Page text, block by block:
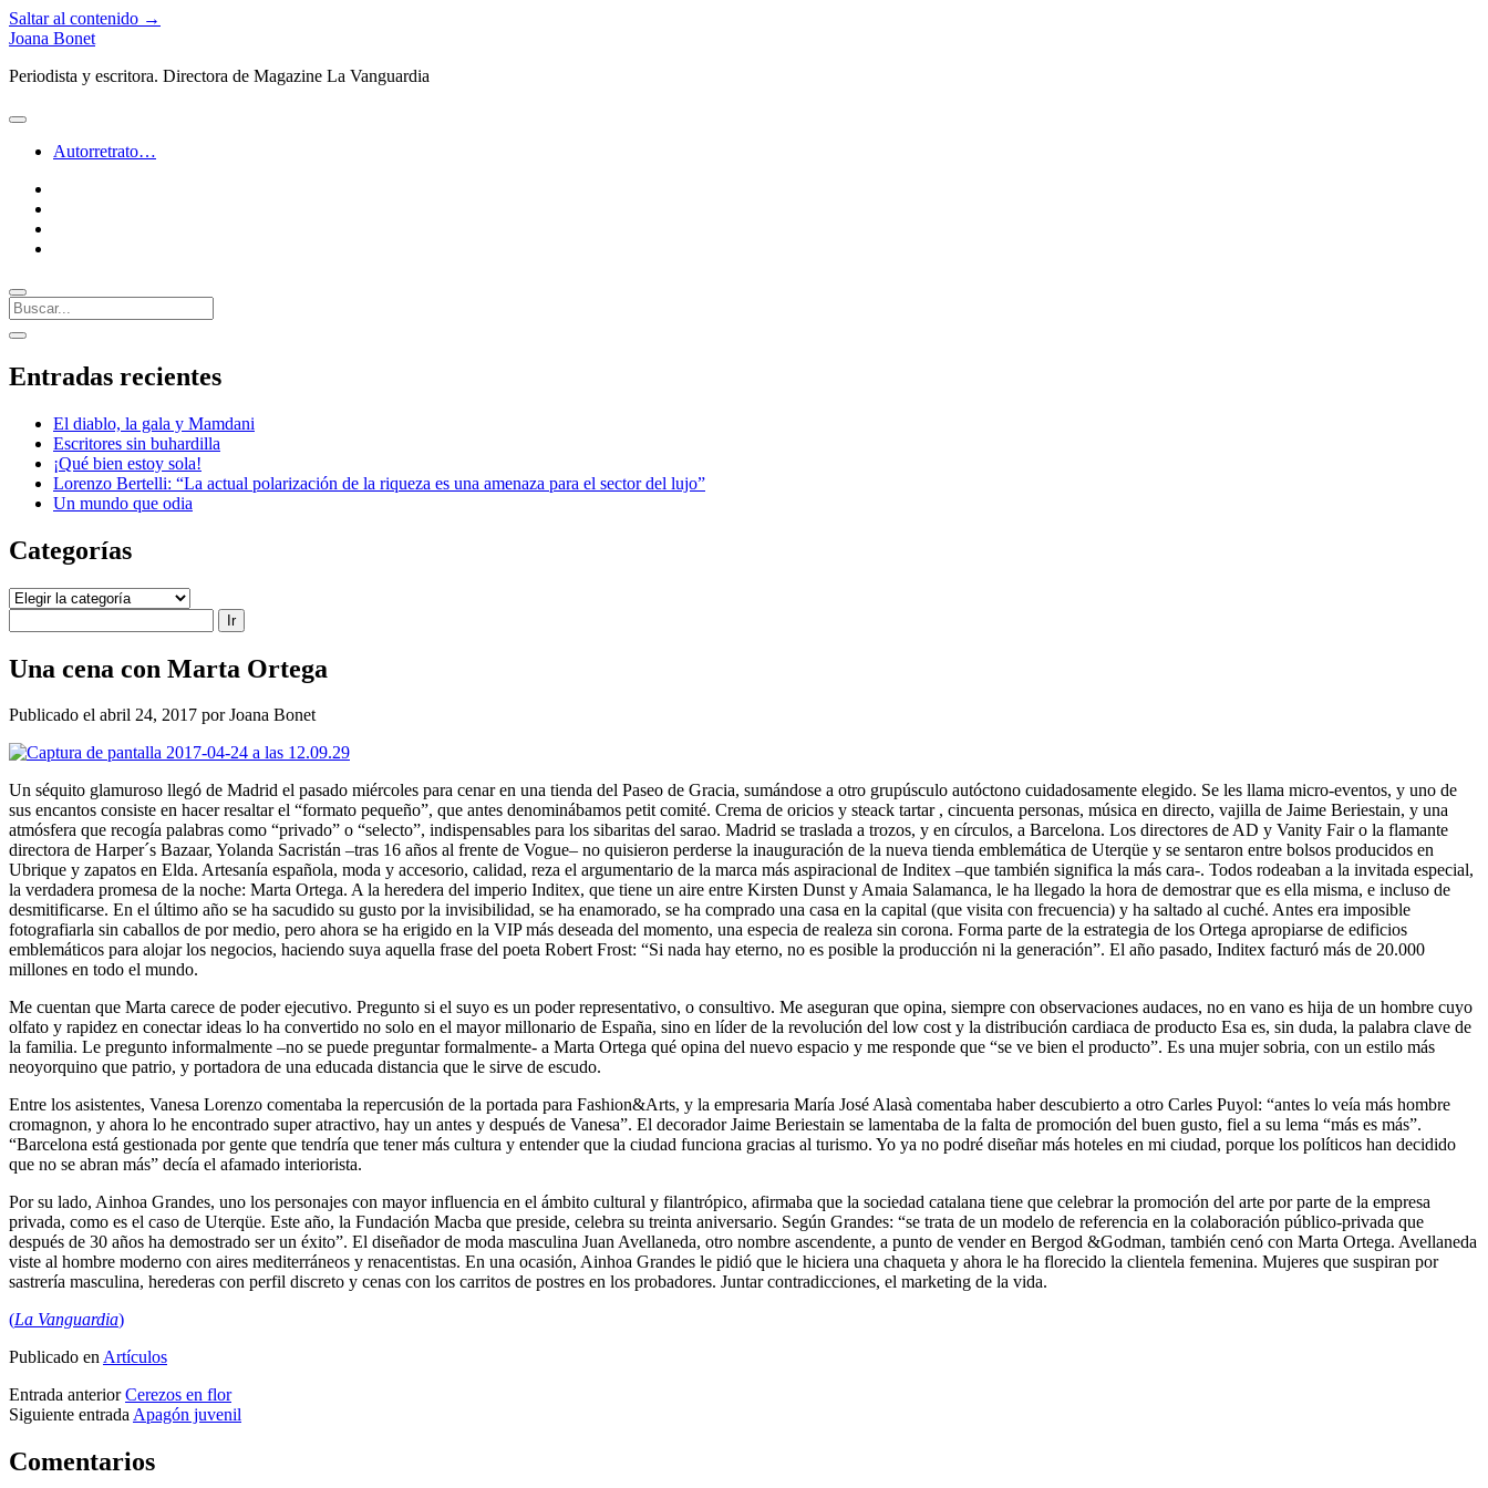
Saltar al contenido →
Joana Bonet
Periodista y escritora. Directora de Magazine La Vanguardia
abrir
Autorretrato…
Buscar
Barra
lateral
abrir
lateral
Entradas recientes
El diablo, la gala y Mamdani
Escritores sin buhardilla
¡Qué bien estoy sola!
Lorenzo Bertelli: “La actual polarización de la riqueza es una amenaza para el sector del lujo”
Un mundo que odia
Categorías
Categorías
Una cena con Marta Ortega
Publicado el abril 24, 2017 por Joana Bonet
Un séquito glamuroso llegó de Madrid el pasado miércoles para cenar en una tienda del Paseo de Gracia, sumándose a otro grupúsculo autóctono cuidadosamente elegido. Se les llama micro-eventos, y uno de
sus encantos consiste en hacer resaltar el “formato pequeño”, que antes denominábamos petit comité. Crema de oricios y steack tartar , cincuenta personas, música en directo, vajilla de Jaime Beriestain, y una
atmósfera que recogía palabras como “privado” o “selecto”, indispensables para los sibaritas del sarao. Madrid se traslada a trozos, y en círculos, a Barcelona. Los directores de AD y Vanity Fair o la flamante
directora de Harper´s Bazaar, Yolanda Sacristán –tras 16 años al frente de Vogue– no quisieron perderse la inauguración de la nueva tienda emblemática de Uterqüe y se sentaron entre bolsos producidos en
Ubrique y zapatos en Elda. Artesanía española, moda y accesorio, calidad, reza el argumentario de la marca más aspiracional de Inditex –que también significa la más cara-. Todos rodeaban a la invitada especial,
la verdadera promesa de la noche: Marta Ortega. A la heredera del imperio Inditex, que tiene un aire entre Kirsten Dunst y Amaia Salamanca, le ha llegado la hora de demostrar que es ella misma, e incluso de
desmitificarse. En el último año se ha sacudido su gusto por la invisibilidad, se ha enamorado, se ha comprado una casa en la capital (que visita con frecuencia) y ha saltado al cuché. Antes era imposible
fotografiarla sin caballos de por medio, pero ahora se ha erigido en la VIP más deseada del momento, una especia de realeza sin corona. Forma parte de la estrategia de los Ortega apropiarse de edificios
emblemáticos para alojar los negocios, haciendo suya aquella frase del poeta Robert Frost: “Si nada hay eterno, no es posible la producción ni la generación”. El año pasado, Inditex facturó más de 20.000
millones en todo el mundo.
Me cuentan que Marta carece de poder ejecutivo. Pregunto si el suyo es un poder representativo, o consultivo. Me aseguran que opina, siempre con observaciones audaces, no en vano es hija de un hombre cuyo
olfato y rapidez en conectar ideas lo ha convertido no solo en el mayor millonario de España, sino en líder de la revolución del low cost y la distribución cardiaca de producto Esa es, sin duda, la palabra clave de
la familia. Le pregunto informalmente –no se puede preguntar formalmente- a Marta Ortega qué opina del nuevo espacio y me responde que “se ve bien el producto”. Es una mujer sobria, con un estilo más
neoyorquino que patrio, y portadora de una educada distancia que le sirve de escudo.
Entre los asistentes, Vanesa Lorenzo comentaba la repercusión de la portada para Fashion&Arts, y la empresaria María José Alasà comentaba haber descubierto a otro Carles Puyol: “antes lo veía más hombre
cromagnon, y ahora lo he encontrado super atractivo, hay un antes y después de Vanesa”. El decorador Jaime Beriestain se lamentaba de la falta de promoción del buen gusto, fiel a su lema “más es más”.
“Barcelona está gestionada por gente que tendría que tener más cultura y entender que la ciudad funciona gracias al turismo. Yo ya no podré diseñar más hoteles en mi ciudad, porque los políticos han decidido
que no se abran más” decía el afamado interiorista.
Por su lado, Ainhoa Grandes, uno los personajes con mayor influencia en el ámbito cultural y filantrópico, afirmaba que la sociedad catalana tiene que celebrar la promoción del arte por parte de la empresa
privada, como es el caso de Uterqüe. Este año, la Fundación Macba que preside, celebra su treinta aniversario. Según Grandes: “se trata de un modelo de referencia en la colaboración público-privada que
después de 30 años ha demostrado ser un éxito”. El diseñador de moda masculina Juan Avellaneda, otro nombre ascendente, a punto de vender en Bergod &Godman, también cenó con Marta Ortega. Avellaneda
viste al hombre moderno con aires mediterráneos y renacentistas. En una ocasión, Ainhoa Grandes le pidió que le hiciera una chaqueta y ahora le ha florecido la clientela femenina. Mujeres que suspiran por
sastrería masculina, herederas con perfil discreto y cenas con los carritos de postres en los probadores. Juntar contradicciones, el marketing de la vida.
(La Vanguardia)
Publicado enArtículos
Entrada anterior Cerezos en flor
Siguiente entradaApagón juvenil
Comentarios